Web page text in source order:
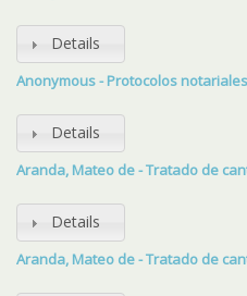
Details
Anonymous - Protocolos
Details
Aranda, Mateo de - Tratado de
Details
Aranda, Mateo de - Tratado de